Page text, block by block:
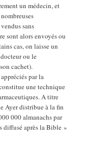
un médecin, et
sans
sont alors envoyés ou
cas, on laisse un
ou le
cachet).
par la
une technique
A titre
Ayer distribue à la fin
000 almanachs par
diffusé après la Bible »